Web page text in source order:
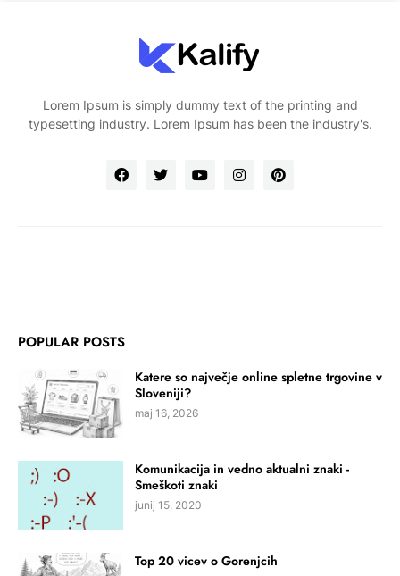
Lorem Ipsum is simply dummy text of the printing and
typesetting industry. Lorem Ipsum has been the industry's.
POPULAR POSTS
Katere so največje online spletne trgovine v
Sloveniji?
maj 16, 2026
Komunikacija in vedno aktualni znaki -
Smeškoti znaki
junij 15, 2020
Top 20 vicev o Gorenjcih